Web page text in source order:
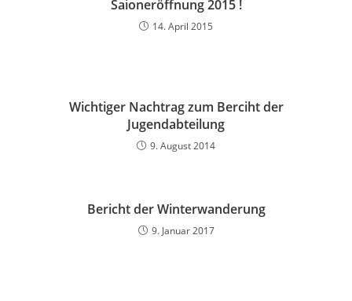
Saioneröffnung 2015 !
14. April 2015
Wichtiger Nachtrag zum Berciht der
Jugendabteilung
9. August 2014
Bericht der Winterwanderung
9. Januar 2017